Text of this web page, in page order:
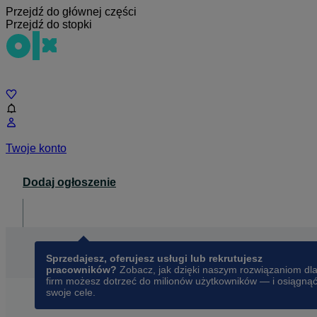
Przejdź do głównej części
Przejdź do stopki
Twoje konto
Dodaj ogłoszenie
Sprzedajesz, oferujesz usługi lub rekrutujesz
pracowników? Zobacz, jak dzięki naszym rozwiązaniom dla
firm możesz dotrzeć do milionów użytkowników — i osiągnąć
swoje cele.